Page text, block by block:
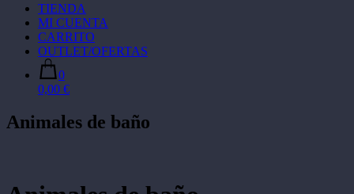
TIENDA
MI CUENTA
CARRITO
OUTLET/OFERTAS
0
0,00 €
Animales de baño